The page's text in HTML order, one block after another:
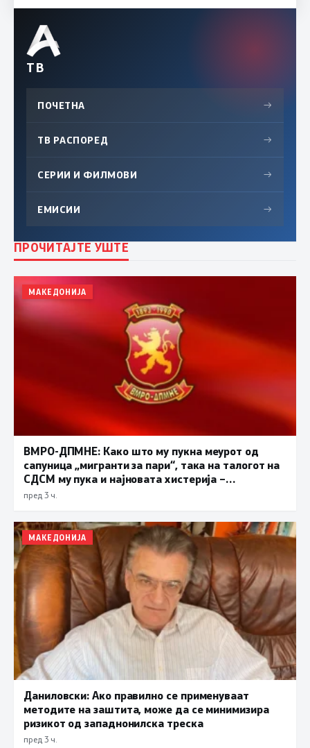
ТВ
ПОЧЕТНА →
ТВ РАСПОРЕД →
СЕРИИ И ФИЛМОВИ →
ЕМИСИИ →
ПРОЧИТАЈТЕ УШТЕ
МАКЕДОНИЈА
ВМРО-ДПМНЕ: Како што му пукна меурот од
сапуница „мигранти за пари“, така на талогот на
СДСМ му пука и најновата хистерија –
прифаќање на француски предлог
пред 3 ч.
МАКЕДОНИЈА
Даниловски: Ако правилно се применуваат
методите на заштита, може да се минимизира
ризикот од западнонилска треска
пред 3 ч.